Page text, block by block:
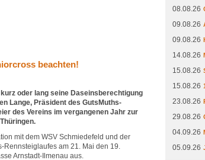
beachten!
oder lang seine Daseinsberechtigung
Lange, Präsident des GutsMuths-
des Vereins im vergangenen Jahr zur
mit dem WSV Schmiedefeld und der
Rennsteiglaufes am 21. Mai den 19.
Arnstadt-Ilmenau aus.
08.08.26
09.08.26
09.08.26
14.08.26
15.08.26
15.08.26
23.08.26
29.08.26
04.09.26
05.09.26